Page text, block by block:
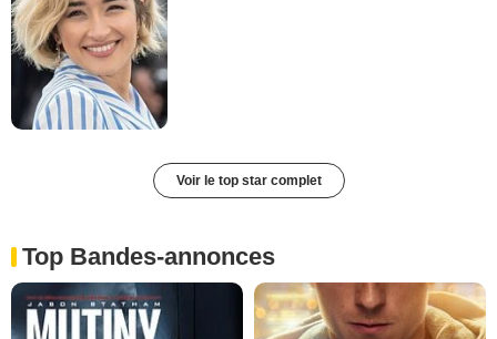
Voir le top star complet
Top Bandes-annonces